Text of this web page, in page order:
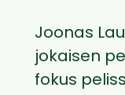
Joonas
jokaisen
fokus